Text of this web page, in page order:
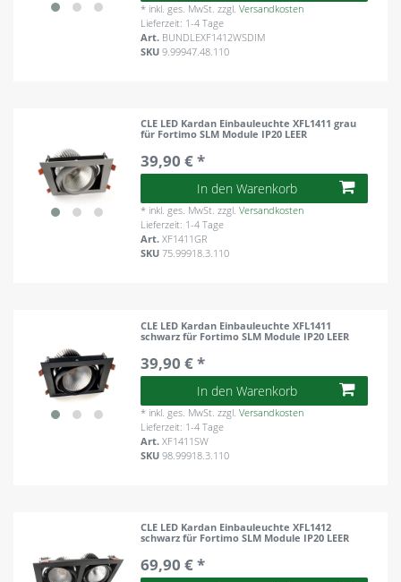
* inkl. ges. MwSt. zzgl.Versandkosten
Lieferzeit: 1-4 Tage
Art. BUNDLEXF1412WSDIM
SKU9.99947.48.110
CLE LED Kardan Einbauleuchte XFL1411 grau
für Fortimo SLM Module IP20 LEER
39,90 € *
In den Warenkorb
* inkl. ges. MwSt. zzgl.Versandkosten
Lieferzeit: 1-4 Tage
Art.XF1411GR
SKU75.99918.3.110
CLE LED Kardan Einbauleuchte XFL1411
schwarz für Fortimo SLM Module IP20 LEER
39,90 € *
In den Warenkorb
* inkl. ges. MwSt. zzgl.Versandkosten
Lieferzeit: 1-4 Tage
Art.XF1411SW
SKU98.99918.3.110
CLE LED Kardan Einbauleuchte XFL1412
schwarz für Fortimo SLM Module IP20 LEER
69,90 € *